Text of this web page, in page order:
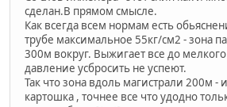
сделан.В прямом смысле.
Как всегда всем нормам есть
трубе максимальное 55кг/см2 - зона
300м вокруг. Выжигает все до
давление усбросить не успеют.
Так что зона вдоль магистрали 200м -
картошка , точнее все что удодно